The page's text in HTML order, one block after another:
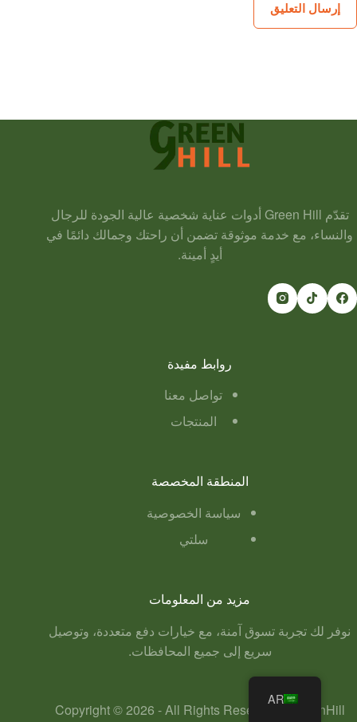
إرسال التعليق
تقدّم Green Hill أدوات عناية شخصية عالية الجودة للرجال
والنساء، مع خدمة موثوقة تضمن أن راحتك وجمالك دائمًا في
أيدٍ أمينة.
روابط مفيدة
تواصل معنا
المنتجات
المنطقة المخصصة
سياسة الخصوصية
سلتي
مزيد من المعلومات
نوفر لك تجربة تسوق آمنة، مع خيارات دفع متعددة، وتوصيل
سريع إلى جميع المحافظات.
Copyright © 2026 - All Rights Reseved to GreenHill
AR